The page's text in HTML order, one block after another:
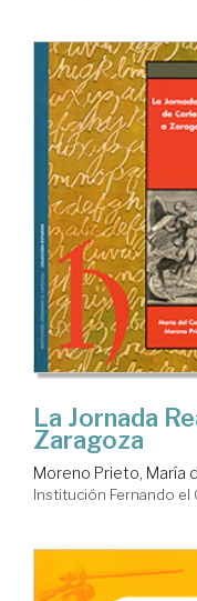
La Jornada
Zaragoza
Moreno Prieto, María
Institución Fernando el